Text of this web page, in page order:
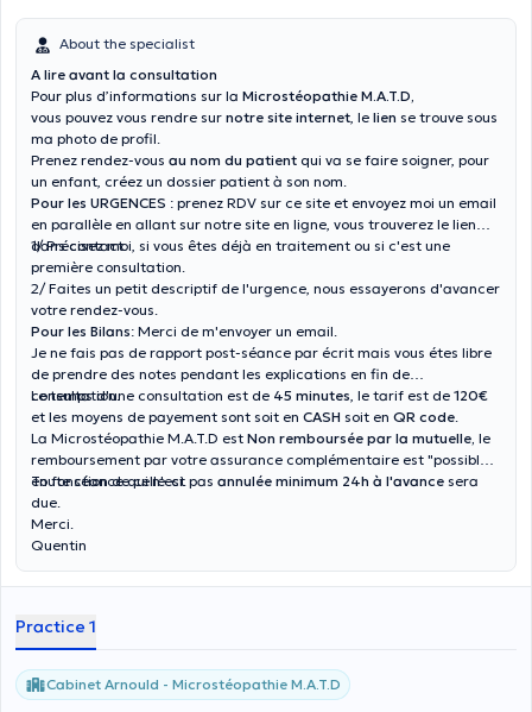
About the specialist
A lire avant la consultation
Pour plus d’informations sur la Microstéopathie M.A.T.D,
vous pouvez vous rendre sur notre site internet, le lien se trouve sous
ma photo de profil.
Prenez rendez-vous au nom du patient qui va se faire soigner, pour
un enfant, créez un dossier patient à son nom.
Pour les URGENCES : prenez RDV sur ce site et envoyez moi un email
en parallèle en allant sur notre site en ligne, vous trouverez le lien
dans contact.
1/ Précisez moi, si vous êtes déjà en traitement ou si c'est une
première consultation.
2/ Faites un petit descriptif de l'urgence, nous essayerons d'avancer
votre rendez-vous.
Pour les Bilans: Merci de m'envoyer un email.
Je ne fais pas de rapport post-séance par écrit mais vous étes libre
de prendre des notes pendant les explications en fin de
consultation.
Le temps d'une consultation est de 45 minutes, le tarif est de 120€
et les moyens de payement sont soit en CASH soit en QR code.
La Microstéopathie M.A.T.D est Non remboursée par la mutuelle, le
remboursement par votre assurance complémentaire est "possible"
en fonction de celle-ci.
Toute séance qui n'est pas annulée minimum 24h à l'avance sera
due.
Merci.
Quentin
Practice 1
Cabinet Arnould - Microstéopathie M.A.T.D